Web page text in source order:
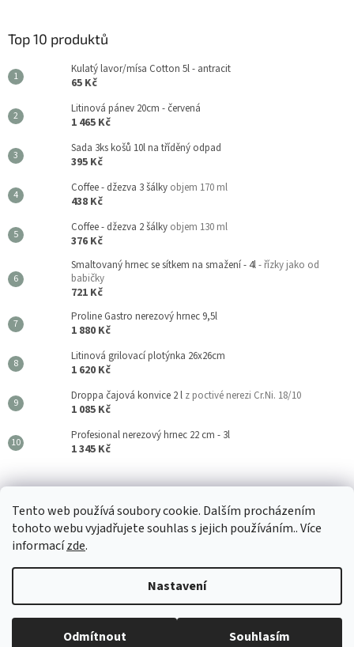
Tento web používá soubory cookie. Dalším procházením
tohoto webu vyjadřujete souhlas s jejich používáním.. Více
informacízde.
Nastavení
Odmítnout Souhlasím
🚚 Odesíláme do 24 hodin 📦 Vše 100% skladem v našem velkoobchodu
🛡️ Záruka spokojenosti a osobní přístup 📦 Přímý dovozce & velkoobchod
Top 10 produktů
Kulatý lavor/mísa Cotton 5l - antracit
65 Kč
Litinová pánev 20cm - červená
1 465 Kč
Sada 3ks košů 10l na tříděný odpad
395 Kč
Coffee - džezva 3 šálky objem 170 ml
438 Kč
Coffee - džezva 2 šálky objem 130 ml
376 Kč
Smaltovaný hrnec se sítkem na smažení - 4l- řízky jako od
babičky
721 Kč
Proline Gastro nerezový hrnec 9,5l
1 880 Kč
Litinová grilovací plotýnka 26x26cm
1 620 Kč
Droppa čajová konvice 2 l z poctivé nerezi Cr.Ni. 18/10
1 085 Kč
Profesional nerezový hrnec 22 cm - 3l
1 345 Kč
Copyright 2026Kouzla Kuchyně. Všechna práva vyhrazena.Upravit